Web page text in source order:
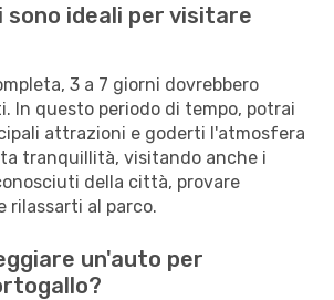
sono ideali per visitare
3 a 7 giorni dovrebbero
In questo periodo di tempo, potrai
attrazioni e goderti l'atmosfera
tranquillità, visitando anche i
della città, provare
rilassarti al parco.
un'auto per